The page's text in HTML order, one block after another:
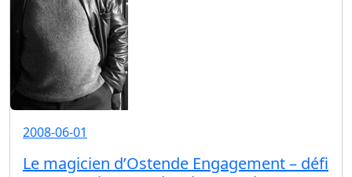
2008-06-01
Le magicien d’Ostende Engagement – défi